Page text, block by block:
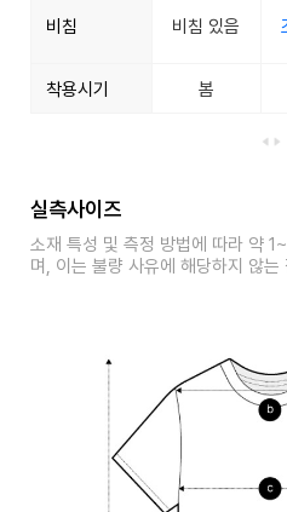
비침 비침 있음
착용시기 봄
실측사이즈
소재 특성 및 측정 방법에 따라 약
며, 이는 불량 사유에 해당하지 않는